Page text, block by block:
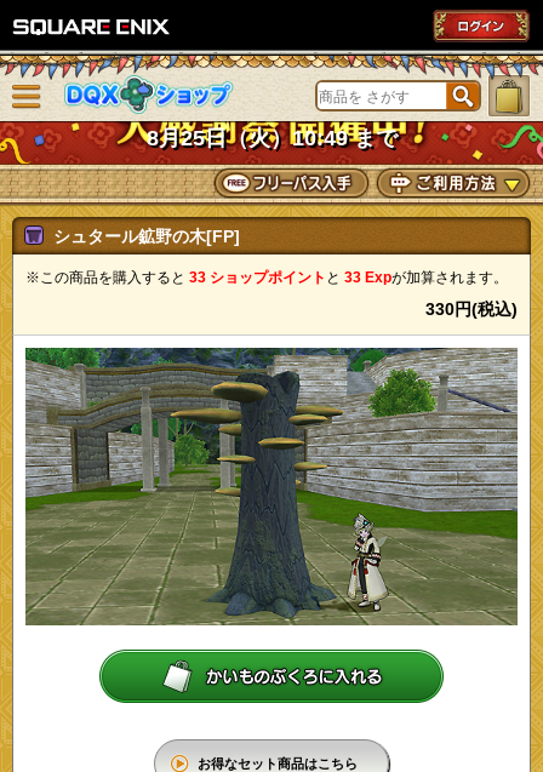
DQXショップ
8月25日（火）10:49 まで
ニューを閉じる
シュタール鉱野の木[FP]
※この商品を購入すると 33 ショップポイント と 33 Expが加算されます。
330円(税込)
お得なセット商品はこちら